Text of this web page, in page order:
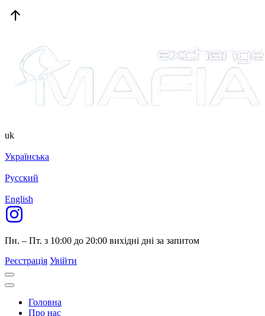
uk
Українська
Русский
English
Пн. – Пт. з 10:00 до 20:00 вихідні дні за запитом
Реєстрація Увійти
Головна
Про нас